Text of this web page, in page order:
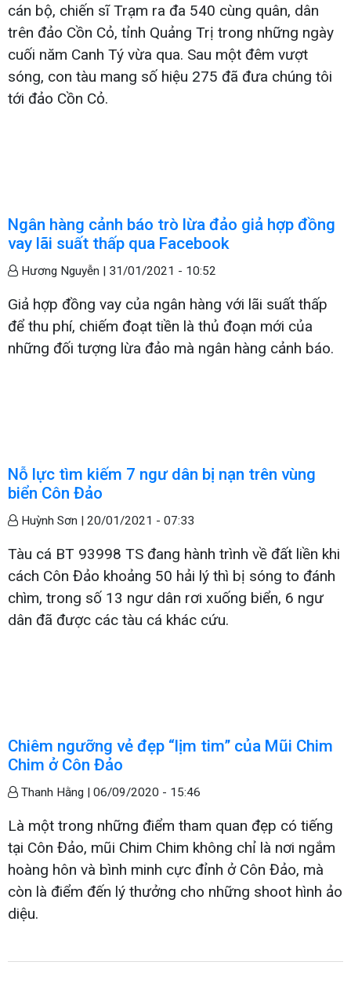
cán bộ, chiến sĩ Trạm ra đa 540 cùng quân, dân
trên đảo Cồn Cỏ, tỉnh Quảng Trị trong những ngày
cuối năm Canh Tý vừa qua. Sau một đêm vượt
sóng, con tàu mang số hiệu 275 đã đưa chúng tôi
tới đảo Cồn Cỏ.
Ngân hàng cảnh báo trò lừa đảo giả hợp đồng
vay lãi suất thấp qua Facebook
Hương Nguyễn | 31/01/2021 - 10:52
Giả hợp đồng vay của ngân hàng với lãi suất thấp
để thu phí, chiếm đoạt tiền là thủ đoạn mới của
những đối tượng lừa đảo mà ngân hàng cảnh báo.
Nỗ lực tìm kiếm 7 ngư dân bị nạn trên vùng
biển Côn Đảo
Huỳnh Sơn | 20/01/2021 - 07:33
Tàu cá BT 93998 TS đang hành trình về đất liền khi
cách Côn Đảo khoảng 50 hải lý thì bị sóng to đánh
chìm, trong số 13 ngư dân rơi xuống biển, 6 ngư
dân đã được các tàu cá khác cứu.
Chiêm ngưỡng vẻ đẹp “lịm tim” của Mũi Chim
Chim ở Côn Đảo
Thanh Hằng | 06/09/2020 - 15:46
Là một trong những điểm tham quan đẹp có tiếng
tại Côn Đảo, mũi Chim Chim không chỉ là nơi ngắm
hoàng hôn và bình minh cực đỉnh ở Côn Đảo, mà
còn là điểm đến lý thưởng cho những shoot hình ảo
diệu.